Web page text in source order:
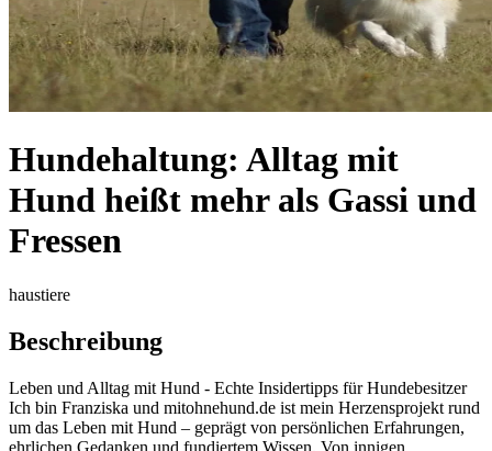
Hundehaltung: Alltag mit
Hund heißt mehr als Gassi und
Fressen
haustiere
Beschreibung
Leben und Alltag mit Hund - Echte Insidertipps für Hundebesitzer
Ich bin Franziska und mitohnehund.de ist mein Herzensprojekt rund
um das Leben mit Hund – geprägt von persönlichen Erfahrungen,
ehrlichen Gedanken und fundiertem Wissen. Von innigen